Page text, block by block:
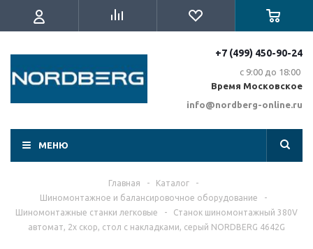
+7 (499) 450-90-24
с 9:00 до 18:00
Время Московское
info@nordberg-online.ru
МЕНЮ
Главная - Каталог
-
Шиномонтажное и балансировочное оборудование
-
Шиномонтажные станки легковые
-
Станок шиномонтажный 380V
автомат, 2х скор, стол с накладками, серый NORDBERG 4642G